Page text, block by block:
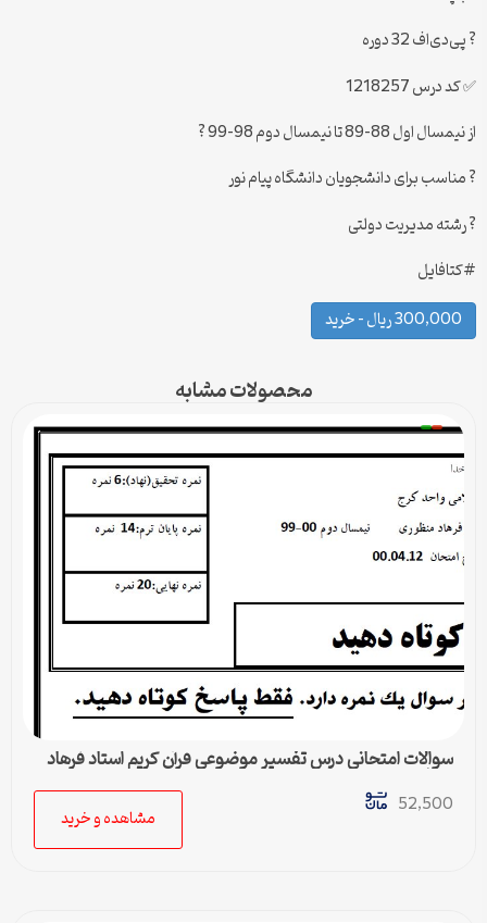
? پی‌دی‌اف 32 دوره
✅ کد درس 1218257
از نیمسال اول 88-89 تا نیمسال دوم 98-99 ?
? مناسب برای دانشجویان دانشگاه پیام نور
? رشته مدیریت دولتی
#کتافایل
300,000 ریال – خرید
محصولات مشابه
سوالات امتحاني درس تفسیر موضوعي قرآن كریم استاد فرهاد
منظوری
52,500
مشاهده و خرید